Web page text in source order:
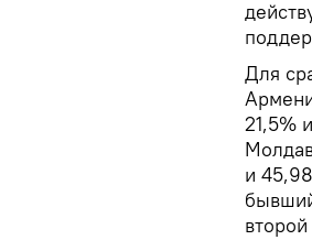
Для
21,5%
и